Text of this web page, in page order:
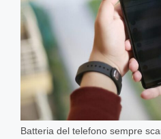
Batteria del telefono sempre